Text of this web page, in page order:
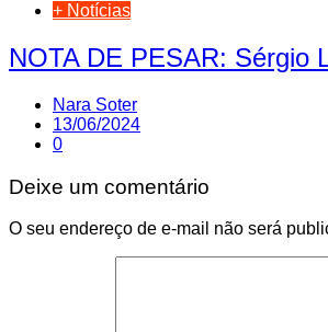
+ Notícias
NOTA DE PESAR: Sérgio
Nara Soter
13/06/2024
0
Deixe um comentário
O seu endereço de e-mail não será